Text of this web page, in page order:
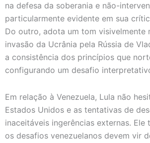
na defesa da soberania e não-
particularmente evidente em sua
Do outro, adota um tom visivelmente
invasão da Ucrânia pela Rússia de
a consistência dos princípios que
configurando um desafio
Em relação à Venezuela, Lula não
Estados Unidos e as tentativas de
inaceitáveis ingerências externas.
os desafios venezuelanos devem vir